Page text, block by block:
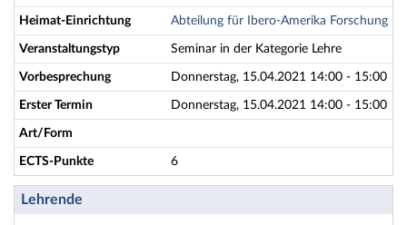
Heimat-Einrichtung Abteilung für Ibero-Amerika Forschung
Veranstaltungstyp Seminar in der Kategorie Lehre
Vorbesprechung Donnerstag, 15.04.2021 14:00 - 15:00
Erster Termin Donnerstag, 15.04.2021 14:00 - 15:00
Art/Form
ECTS-Punkte 6
Lehrende